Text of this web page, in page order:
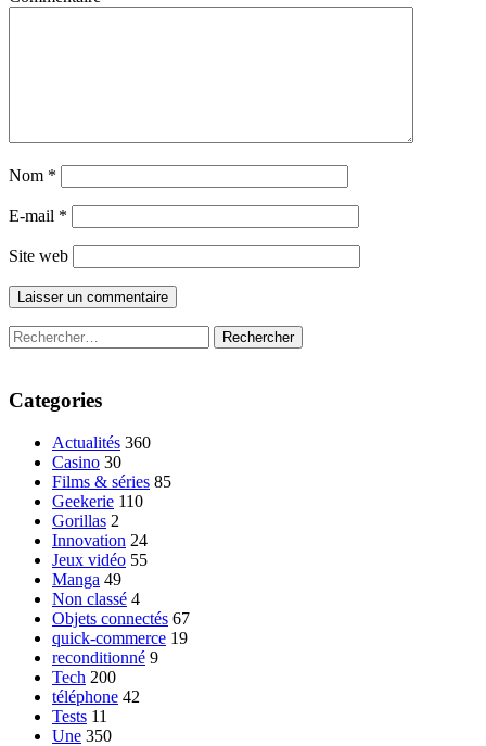
Nom *
E-mail *
Site web
Rechercher :
Categories
Actualités 360
Casino 30
Films & séries 85
Geekerie 110
Gorillas 2
Innovation 24
Jeux vidéo 55
Manga 49
Non classé 4
Objets connectés 67
quick-commerce 19
reconditionné 9
Tech 200
téléphone 42
Tests 11
Une 350